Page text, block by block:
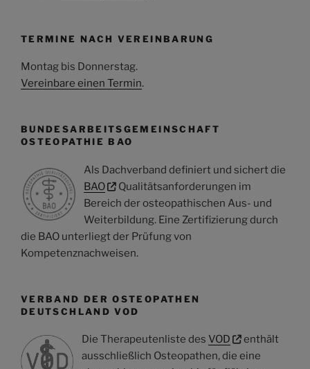
TERMINE NACH VEREINBARUNG
Montag bis Donnerstag.
Vereinbare einen Termin.
BUNDESARBEITSGEMEINSCHAFT
OSTEOPATHIE BAO
Als Dachverband definiert und sichert die
BAO
Qualitätsanforderungen im
Bereich der osteopathischen Aus- und
Weiterbildung. Eine Zertifizierung durch
die BAO unterliegt der Prüfung von
Kompetenznachweisen.
VERBAND DER OSTEOPATHEN
DEUTSCHLAND VOD
Die Therapeutenliste des VOD
enthält
ausschließlich Osteopathen, die eine